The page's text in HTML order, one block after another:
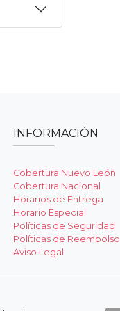
INFORMACIÓN
Cobertura Nuevo León
Cobertura Nacional
Horarios de Entrega
Horario Especial
Políticas de Seguridad
Políticas de Reembolso
Aviso Legal